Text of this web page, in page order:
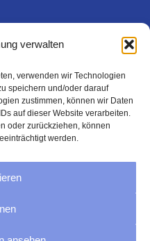
verwalten
verwenden wir Technologien
speichern und/oder darauf
zustimmen, können wir Daten
auf dieser Website verarbeiten.
oder zurückziehen, können
werden.